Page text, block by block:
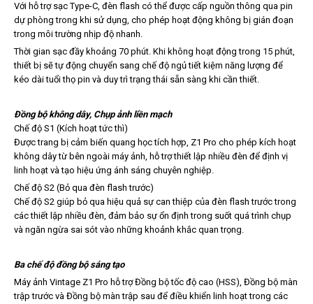
Với hỗ trợ sạc Type-C, đèn flash có thể được cấp nguồn thông qua pin
dự phòng trong khi sử dụng, cho phép hoạt động không bị gián đoạn
trong môi trường nhịp độ nhanh.
Thời gian sạc đầy khoảng 70 phút. Khi không hoạt động trong 15 phút,
thiết bị sẽ tự động chuyển sang chế độ ngủ tiết kiệm năng lượng để
kéo dài tuổi thọ pin và duy trì trạng thái sẵn sàng khi cần thiết.
Đồng bộ không dây, Chụp ảnh liền mạch
Chế độ S1 (Kích hoạt tức thì)
Được trang bị cảm biến quang học tích hợp, Z1 Pro cho phép kích hoạt
không dây từ bên ngoài máy ảnh, hỗ trợ thiết lập nhiều đèn để định vị
linh hoạt và tạo hiệu ứng ánh sáng chuyên nghiệp.
Chế độ S2 (Bỏ qua đèn flash trước)
Chế độ S2 giúp bỏ qua hiệu quả sự can thiệp của đèn flash trước trong
các thiết lập nhiều đèn, đảm bảo sự ổn định trong suốt quá trình chụp
và ngăn ngừa sai sót vào những khoảnh khắc quan trọng.
Ba chế độ đồng bộ sáng tạo
Máy ảnh Vintage Z1 Pro hỗ trợ Đồng bộ tốc độ cao (HSS), Đồng bộ màn
trập trước và Đồng bộ màn trập sau để điều khiển linh hoạt trong các